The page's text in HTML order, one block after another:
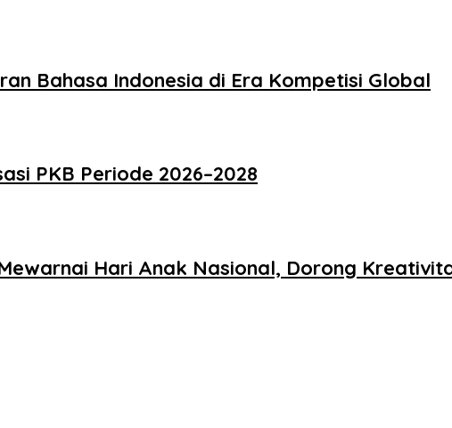
Bahasa Indonesia di Era Kompetisi Global
PKB Periode 2026–2028
Hari Anak Nasional, Dorong